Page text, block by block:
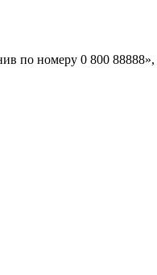
по номеру 0 800